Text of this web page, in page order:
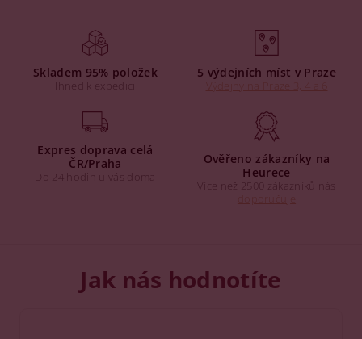
Skladem 95% položek
Ihned k expedici
5 výdejních míst v Praze
Expres doprava celá
ČR/Praha
Do 24 hodin u vás doma
Ověřeno zákazníky na
Heurece
Více než 2500 zákazníků nás
Jak nás hodnotíte